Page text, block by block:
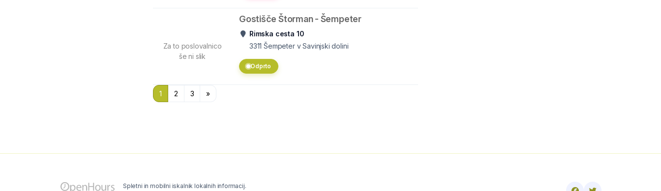
Za to poslovalnico
še ni slik
Gostišče Štorman - Šempeter
Rimska cesta 10
3311 Šempeter v Savinjski dolini
Odprto
1 2 3 »
Spletni in mobilni iskalnik lokalnih informacij.